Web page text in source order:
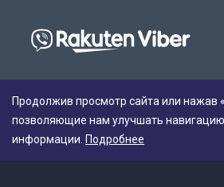
Продолжив просмотр сайта или нажав
позволяющие нам улучшать навигацию
информации. Подробнее